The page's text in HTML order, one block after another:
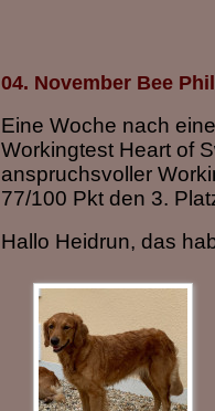
04. November Bee
Eine Woche nach
Workingtest Heart of
anspruchsvoller
77/100 Pkt den 3.
Hallo Heidrun, das